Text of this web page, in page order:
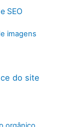
SEO
imagens
do site